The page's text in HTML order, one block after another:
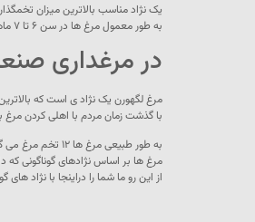
یک نژاد مناسب بالاترین میزان
به طور معمول مرغ ها در سن ۶ تا ۷ ماهگی به بلوغ جنسی می رسند . در این سن آماده تخمگذاری خواهند بود .بنابراین زودتر سرمایه اولیه مرغدار باز می گردد .
در مرغداری
مرغ لگهورن یک نژاد ی است که
با گذشت زمان مردم با اهلی کردن مرغ
به طور طبیعی مرغ ها ۱۲ تخم مرغ می گذارند و با خوابیدن روی آنها ، تبدیل به جوجه می شوند.
مرغ ها بر اساس نژادهای گوناگونی که
از این رو ما شما را دراینجا با نژاد